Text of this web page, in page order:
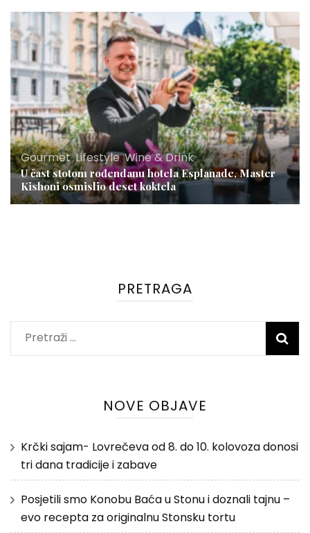
Gourmet,Lifestyle,Wine & Drink
U čast stotom rođendanu hotela Esplanade, Master
Kishoni osmislio deset koktela
PRETRAGA
Pretraži:
NOVE OBJAVE
Krčki sajam- Lovrečeva od 8. do 10. kolovoza donosi
tri dana tradicije i zabave
Posjetili smo Konobu Baća u Stonu i doznali tajnu –
evo recepta za originalnu Stonsku tortu